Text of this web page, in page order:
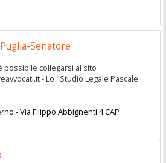
Senatore
possibile collegarsi al sito
- Lo "Studio Legale Pascale
- Via Filippo Abbignenti 4CAP